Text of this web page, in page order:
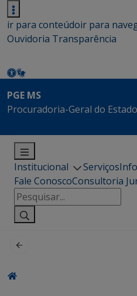
ir para conteúdoir para
Ouvidoria Transparência
PGE MS
Procuradoria-Geral do
Institucional Serviços
Fale ConoscoConsultoria
Pesquisar
por: